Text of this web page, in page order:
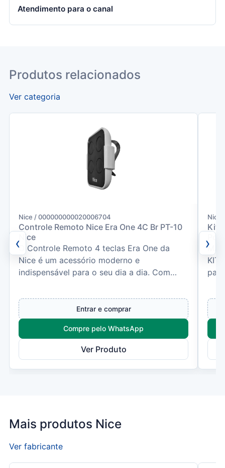
Atendimento para o canal
Produtos relacionados
Ver categoria
‹
Nice / 000000000020006704
Controle Remoto Nice Era One 4C Br PT-10
Nice
O Controle Remoto 4 teclas Era One da
Nice é um acessório moderno e
indispensável para o seu dia a dia. Com
Entrar e comprar
Compre pelo WhatsApp
Ver Produto
Nice
Kit
KIT
›
Mais produtos Nice
Ver fabricante